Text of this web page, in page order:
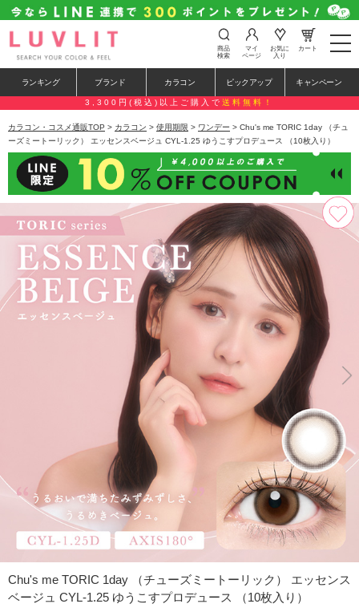
t
o
e
n
a
a
i
o
n
商品
検索
マイ
ページ
お気に
入り
カート
ランキング ブランド カラコン ピックアップ キャンペーン
3,300円(税込)以上ご購入で 送料無料！
カラコン・コスメ通販TOP > カラコン > 使用期限 > ワンデー > Chu's me TORIC 1day （チュ
ーズミートーリック） エッセンスベージュ CYL-1.25 ゆうこすプロデュース （10枚入り）
Chu's me TORIC 1day （チューズミートーリック） エッセンス
ベージュ CYL-1.25 ゆうこすプロデュース （10枚入り）